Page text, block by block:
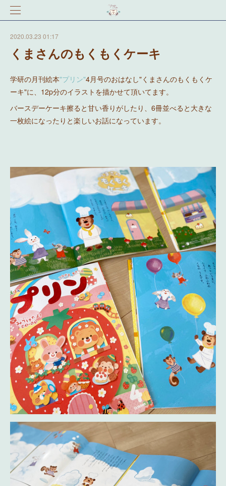
2020.03.23 01:17
くまさんのもくもくケーキ
学研の月刊絵本"プリン"4月号のおはなし"くまさんのもくもくケ
ーキ"に、12p分のイラストを描かせて頂いてます。
バースデーケーキ擦ると甘い香りがしたり、6冊並べると大きな
一枚絵になったりと楽しいお話になっています。